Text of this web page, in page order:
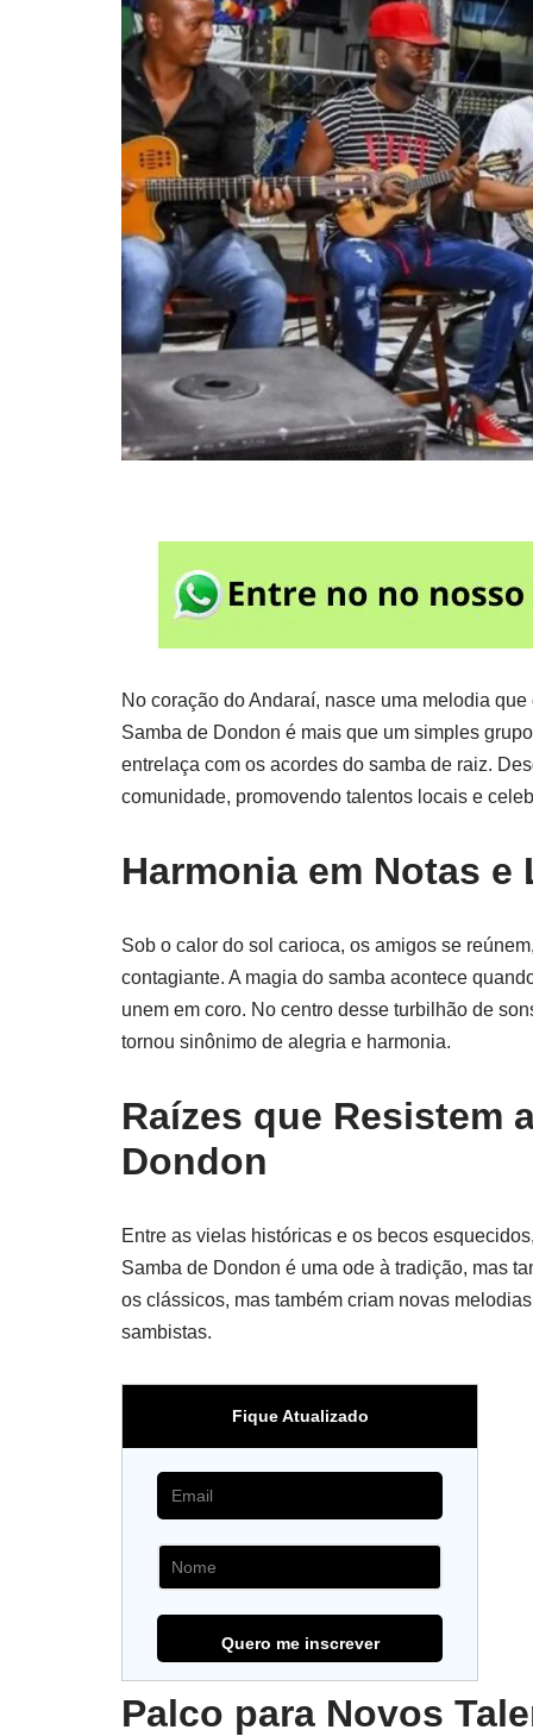
No coração do Andaraí, nasce uma melodia
Samba de Dondon é mais que um simples
entrelaça com os acordes do samba de raiz.
comunidade, promovendo talentos locais e
Harmonia em Notas e
Sob o calor do sol carioca, os amigos se
contagiante. A magia do samba acontece
unem em coro. No centro desse turbilhão de
tornou sinônimo de alegria e harmonia.
Raízes que Resistem
Dondon
Entre as vielas históricas e os becos
Samba de Dondon é uma ode à tradição, mas
os clássicos, mas também criam novas
sambistas.
Fique Atualizado
Palco para Novos